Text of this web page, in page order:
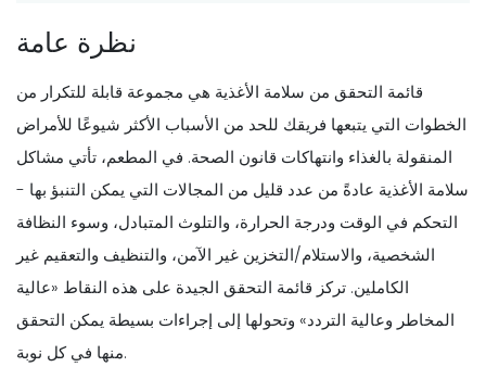
نظرة عامة
قائمة التحقق من سلامة الأغذية هي مجموعة قابلة للتكرار من
الخطوات التي يتبعها فريقك للحد من الأسباب الأكثر شيوعًا للأمراض
المنقولة بالغذاء وانتهاكات قانون الصحة. في المطعم، تأتي مشاكل
سلامة الأغذية عادةً من عدد قليل من المجالات التي يمكن التنبؤ بها -
التحكم في الوقت ودرجة الحرارة، والتلوث المتبادل، وسوء النظافة
الشخصية، والاستلام/التخزين غير الآمن، والتنظيف والتعقيم غير
الكاملين. تركز قائمة التحقق الجيدة على هذه النقاط «عالية
المخاطر وعالية التردد» وتحولها إلى إجراءات بسيطة يمكن التحقق
منها في كل نوبة.